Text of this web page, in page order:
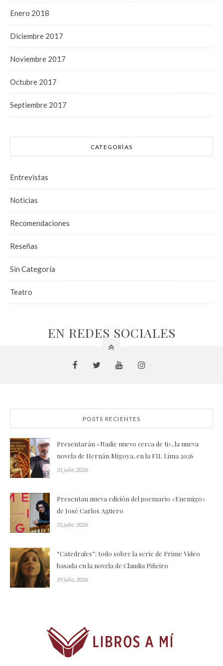
Enero 2018
Diciembre 2017
Noviembre 2017
Octubre 2017
Septiembre 2017
CATEGORÍAS
Entrevistas
Noticias
Recomendaciones
Reseñas
Sin Categoría
Teatro
EN REDES SOCIALES
POSTS RECIENTES
Presentarán «Nadie nuevo cerca de ti», la nueva
novela de Hernán Migoya, en la FIL Lima 2026
31 julio, 2026
Presentan nueva edición del poemario «Enemigo»
de José Carlos Agüero
31 julio, 2026
“Catedrales”: todo sobre la serie de Prime Video
basada en la novela de Claudia Piñeiro
29 julio, 2026